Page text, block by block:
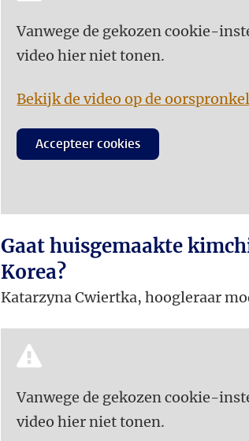
Vanwege de gekozen cookie-
video hier niet tonen.
Bekijk de video op de
Accepteer cookies
Gaat huisgemaakte
Korea?
Katarzyna Cwiertka, hoogleraar
Vanwege de gekozen cookie-
video hier niet tonen.